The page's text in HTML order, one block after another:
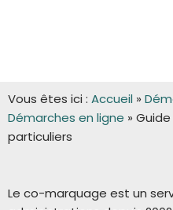
Vous êtes ici : Accueil »
Démarches en ligne »
particuliers
Le co-marquage est un